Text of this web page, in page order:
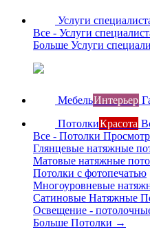
Услуги
Все - Услуги
Больше Услуги
МебельИнтерьер
ПотолкиКрасота
Все - Потолки
Глянцевые натяжные
Матовые натяжные
Потолки с фотопечатью
Многоуровневые
Сатиновые Натяжные
Освещение -
Больше Потолки →